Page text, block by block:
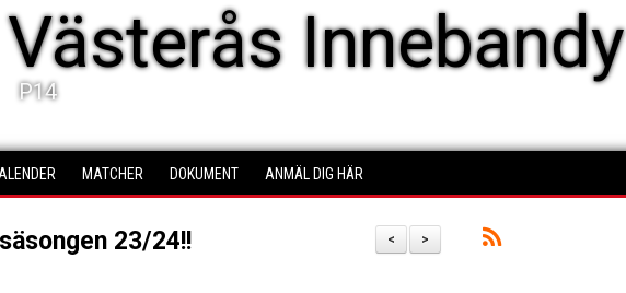
Västerås Innebandy
P14
MATCHER DOKUMENT ANMÄL DIG HÄR
>
<
23/24!!